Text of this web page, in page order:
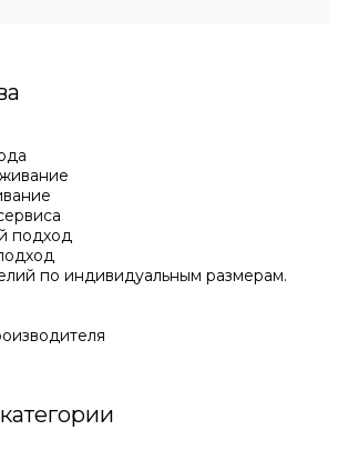
по индивидуальным размерам.